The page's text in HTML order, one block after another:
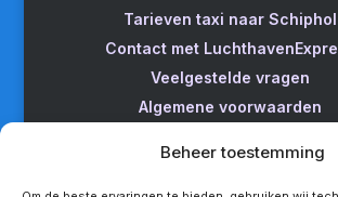
Beheer toestemming
Tarieven taxi naar Schiphol
Contact met
Veelgestelde vragen
Algemene voorwaarden